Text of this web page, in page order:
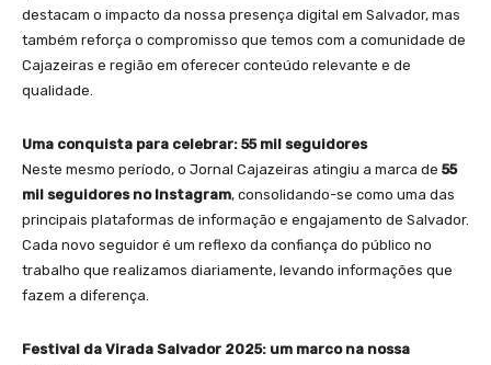
destacam o impacto da nossa presença digital em Salvador, mas
também reforça o compromisso que temos com a comunidade de
Cajazeiras e região em oferecer conteúdo relevante e de
qualidade.
Uma conquista para celebrar: 55 mil seguidores
Neste mesmo período, o Jornal Cajazeiras atingiu a marca de 55
mil seguidores no Instagram, consolidando-se como uma das
principais plataformas de informação e engajamento de Salvador.
Cada novo seguidor é um reflexo da confiança do público no
trabalho que realizamos diariamente, levando informações que
fazem a diferença.
Festival da Virada Salvador 2025: um marco na nossa